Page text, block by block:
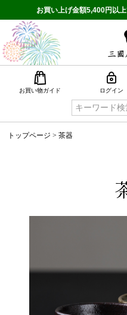
お買い上げ金額5,400円以
お買い物ガイド ログイン
トップページ 茶器